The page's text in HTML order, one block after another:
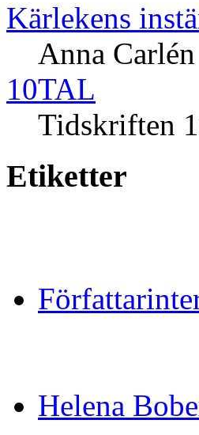
Kärlekens
Anna
10TAL
Tidskriften
Etiketter
Helena